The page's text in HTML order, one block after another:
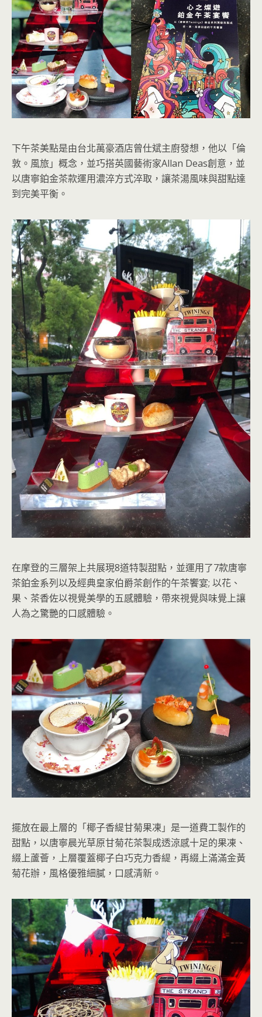
下午茶美點是由台北萬豪酒店曾仕斌主廚發想，他以「倫
敦。風旅」概念，並巧搭英國藝術家Allan Deas創意，並
以唐寧鉑金茶款運用濃淬方式淬取，讓茶湯風味與甜點達
到完美平衡。
在摩登的三層架上共展現8道特製甜點，並運用了7款唐寧
茶鉑金系列以及經典皇家伯爵茶創作的午茶饗宴; 以花、
果、茶香佐以視覺美學的五感體驗，帶來視覺與味覺上讓
人為之驚艷的口感體驗。
擺放在最上層的「椰子香緹甘菊果凍」是一道費工製作的
甜點，以唐寧晨光草原甘菊花茶製成透涼感十足的果凍、
綴上蘆薈，上層覆蓋椰子白巧克力香緹，再綴上滿滿金黃
菊花辦，風格優雅細膩，口感清新。